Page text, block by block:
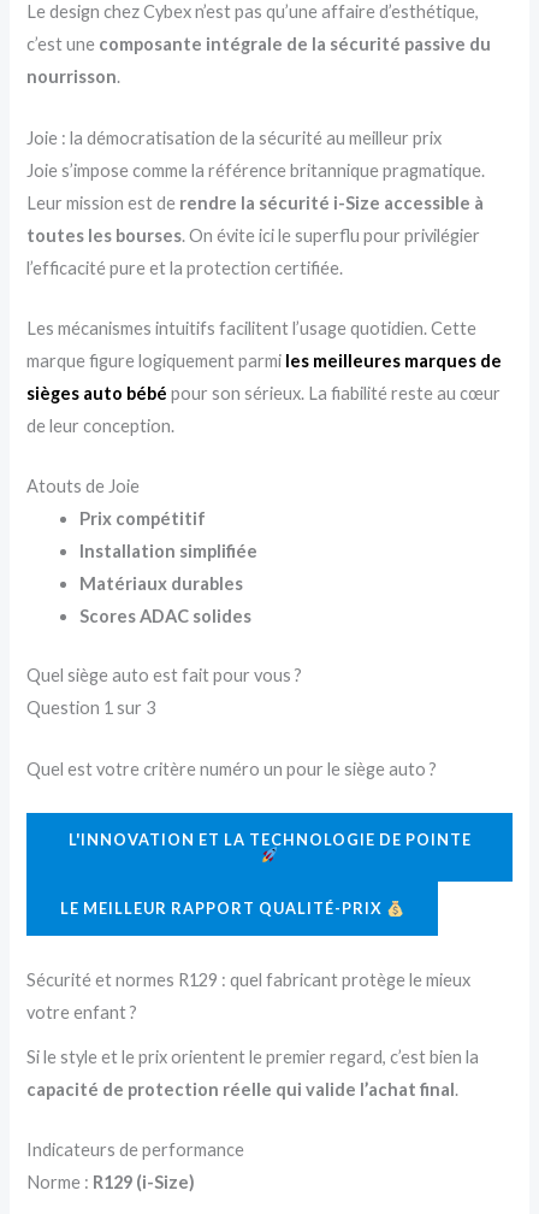
Le design chez Cybex n’est pas qu’une affaire d’esthétique,
c’est une composante intégrale de la sécurité passive du
nourrisson.
Joie : la démocratisation de la sécurité au meilleur prix
Joie s’impose comme la référence britannique pragmatique.
Leur mission est de rendre la sécurité i-Size accessible à
toutes les bourses. On évite ici le superflu pour privilégier
l’efficacité pure et la protection certifiée.
Les mécanismes intuitifs facilitent l’usage quotidien. Cette
marque figure logiquement parmi les meilleures marques de
sièges auto bébé pour son sérieux. La fiabilité reste au cœur
de leur conception.
Atouts de Joie
Prix compétitif
Installation simplifiée
Matériaux durables
Scores ADAC solides
Quel siège auto est fait pour vous ?
Question 1 sur 3
Quel est votre critère numéro un pour le siège auto ?
LE MEILLEUR RAPPORT QUALITÉ-PRIX
Sécurité et normes R129 : quel fabricant protège le mieux
votre enfant ?
Si le style et le prix orientent le premier regard, c’est bien la
capacité de protection réelle qui valide l’achat final.
Indicateurs de performance
Norme : R129 (i-Size)